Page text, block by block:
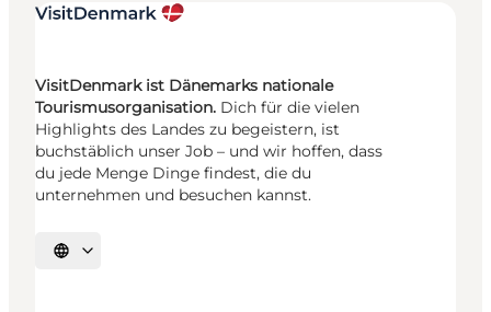
VisitDenmark ist Dänemarks nationale
Tourismusorganisation. Dich für die vielen
Highlights des Landes zu begeistern, ist
buchstäblich unser Job – und wir hoffen, dass
du jede Menge Dinge findest, die du
unternehmen und besuchen kannst.
Sprache auswählen